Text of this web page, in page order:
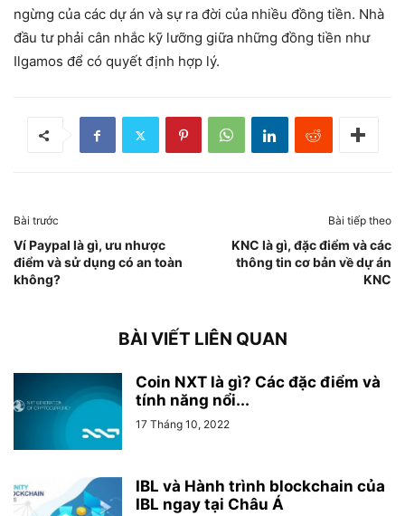
ngừng của các dự án và sự ra đời của nhiều đồng tiền. Nhà
đầu tư phải cân nhắc kỹ lưỡng giữa những đồng tiền như
Ilgamos để có quyết định hợp lý.
Bài trước
Ví Paypal là gì, ưu nhược
điểm và sử dụng có an toàn
không?
Bài tiếp theo
KNC là gì, đặc điểm và các
thông tin cơ bản về dự án
KNC
BÀI VIẾT LIÊN QUAN
Coin NXT là gì? Các đặc điểm và
tính năng nổi...
17 Tháng 10, 2022
IBL và Hành trình blockchain của
IBL ngay tại Châu Á